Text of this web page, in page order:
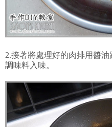
2.接著將處理好的肉排用醬
調味料入味。